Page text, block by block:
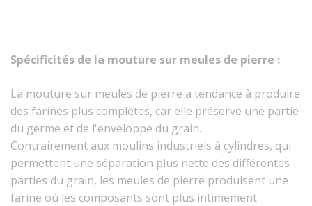
Spécificités de la mouture sur meules de pierre :
La mouture sur meules de pierre a tendance à produire
des farines plus complètes, car elle préserve une partie
du germe et de l'enveloppe du grain.
Contrairement aux moulins industriels à cylindres, qui
permettent une séparation plus nette des différentes
parties du grain, les meules de pierre produisent une
farine où les composants sont plus intimement